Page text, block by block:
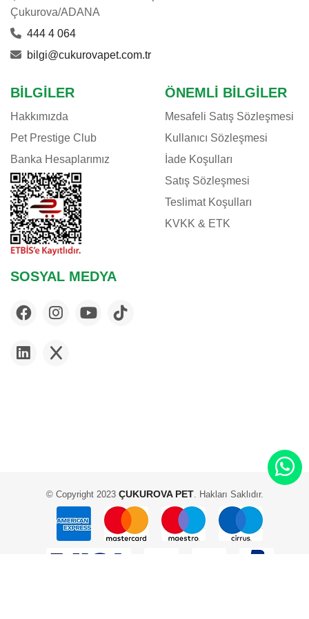
Çukurova/ADANA
444 4 064
bilgi@cukurovapet.com.tr
BILGILER
Hakkımızda
Pet Prestige Club
Banka Hesaplarımız
ÖNEMLI BILGILER
Mesafeli Satış Sözleşmesi
Kullanıcı Sözleşmesi
İade Koşulları
Satış Sözleşmesi
Teslimat Koşulları
KVKK & ETK
SOSYAL MEDYA
© Copyright 2023ÇUKUROVA PET. Hakları Saklıdır.